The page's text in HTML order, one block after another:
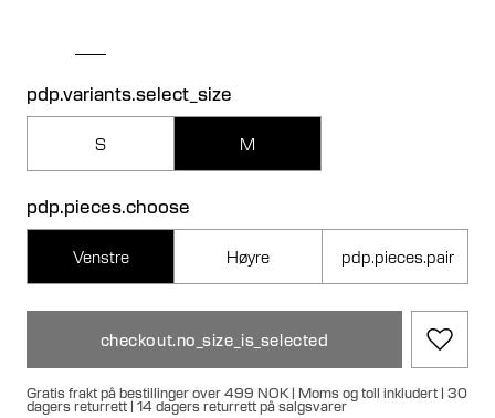
pdp.variants.select_size
S M
pdp.pieces.choose
Venstre Høyre pdp.pieces.pair
checkout.no_size_is_selected
Gratis frakt på bestillinger over 499 NOK | Moms og toll inkludert | 30
dagers returrett | 14 dagers returrett på salgsvarer